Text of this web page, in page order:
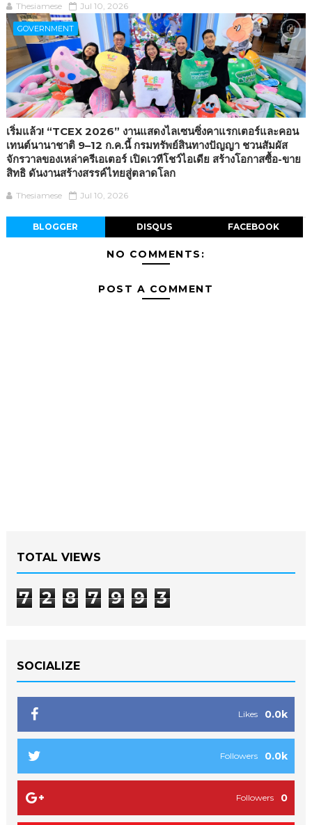
Thesiamese Jul 10, 2026
GOVERNMENT
เริ่มแล้ว! “TCEX 2026” งานแสดงไลเซนซิ่งคาแรกเตอร์และคอน
เทนต์นานาชาติ 9–12 ก.ค.นี้ กรมทรัพย์สินทางปัญญา ชวนสัมผัส
จักรวาลของเหล่าครีเอเตอร์ เปิดเวทีโชว์ไอเดีย สร้างโอกาสซื้อ-ขาย
สิทธิ ดันงานสร้างสรรค์ไทยสู่ตลาดโลก
Thesiamese Jul 10, 2026
BLOGGER DISQUS FACEBOOK
NO COMMENTS:
POST A COMMENT
TOTAL VIEWS
7 2 8 7 9 9 3
SOCIALIZE
0.0k
Likes
0.0k
Followers
0
Followers